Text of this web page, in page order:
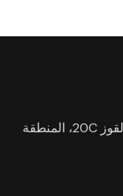
أوتو إكسبرت ورش، مستودع #S2، شارع القوز 20C، المنطقة